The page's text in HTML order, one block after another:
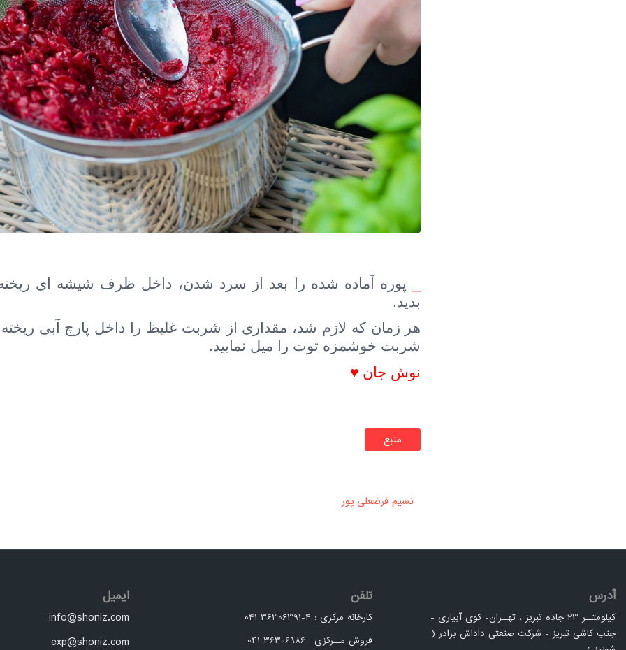
پوره آماده شده را بعد از سرد شدن، داخل ظرف شیشه ای ریخته
بدید.
هر زمان که لازم شد، مقداری از شربت غلیظ را داخل پارچ آبی
شربت خوشمزه توت را میل نمایید.
نوش جان ♥
منبع
نسیم فرضعلی پور
آدرس
کیلومتــر 23 جاده تبریز ، تهــران- کوی آبیاری -
جنب کاشی تبریز - شرکت صنعتی داداش برادر (
تلفن
کارخانه مرکزی : 4-36306391 041
فروش مــرکزی : 36306986 041
ایمیل
info@shoniz.com
exp@shoniz.com